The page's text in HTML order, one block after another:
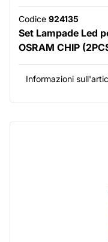
Codice 924135
Set Lampade Led
OSRAM CHIP
Informazioni